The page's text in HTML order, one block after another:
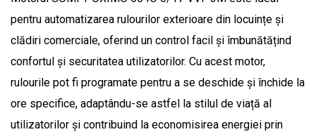
pentru automatizarea rulourilor exterioare din locuințe și
clădiri comerciale, oferind un control facil și îmbunătățind
confortul și securitatea utilizatorilor. Cu acest motor,
rulourile pot fi programate pentru a se deschide și închide la
ore specifice, adaptându-se astfel la stilul de viață al
utilizatorilor și contribuind la economisirea energiei prin